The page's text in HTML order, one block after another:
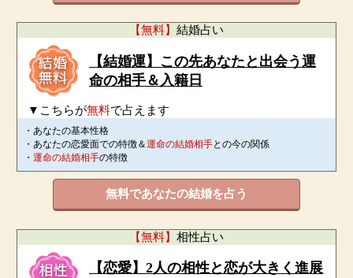
【無料】 結婚占い
【結婚運】この先あなたと出会う運
命の相手＆入籍日
▼こちらが無料で占えます
・あなたの基本性格
・あなたの恋愛面での特徴＆運命の結婚相手との今の関係
・運命の結婚相手の特徴
無料であなたの結婚を占う
【無料】 相性占い
【恋愛】2人の相性と恋が大きく進展